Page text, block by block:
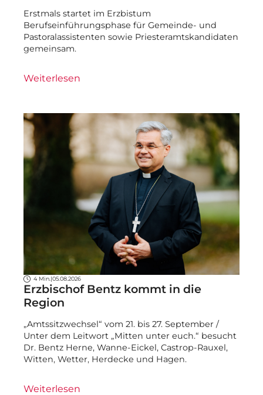
Erstmals startet im Erzbistum
Berufseinführungsphase für Gemeinde- und
Pastoralassistenten sowie Priesteramtskandidaten
gemeinsam.
Weiterlesen
4 Min. |05.08.2026
Erzbischof Bentz kommt in die
Region
„Amtssitzwechsel“ vom 21. bis 27. September /
Unter dem Leitwort „Mitten unter euch.“ besucht
Dr. Bentz Herne, Wanne-Eickel, Castrop-Rauxel,
Witten, Wetter, Herdecke und Hagen.
Weiterlesen